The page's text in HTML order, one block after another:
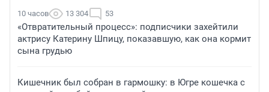
10 часов 13 304 53
«Отвратительный процесс»: подписчики захейтили
актрису Катерину Шпицу, показавшую, как она кормит
сына грудью
Кишечник был собран в гармошку: в Югре кошечка с